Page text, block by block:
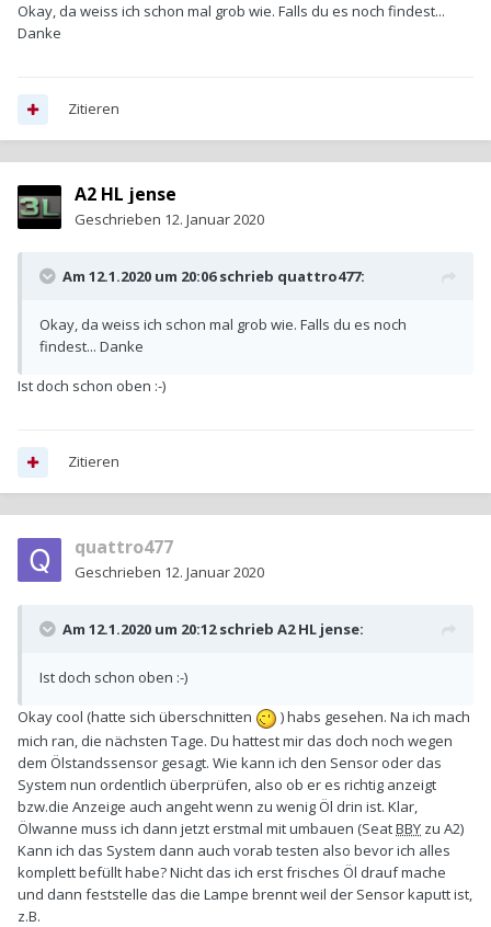
Okay, da weiss ich schon mal grob wie. Falls du es noch findest...
Danke
Zitieren
A2 HL jense
Geschrieben 12. Januar 2020
Am 12.1.2020 um 20:06 schrieb quattro477:
Okay, da weiss ich schon mal grob wie. Falls du es noch
findest... Danke
Ist doch schon oben :-)
Zitieren
quattro477
Geschrieben 12. Januar 2020
Am 12.1.2020 um 20:12 schrieb A2 HL jense:
Ist doch schon oben :-)
Okay cool (hatte sich überschnitten
) habs gesehen. Na ich mach
mich ran, die nächsten Tage. Du hattest mir das doch noch wegen
dem Ölstandssensor gesagt. Wie kann ich den Sensor oder das
System nun ordentlich überprüfen, also ob er es richtig anzeigt
bzw.die Anzeige auch angeht wenn zu wenig Öl drin ist. Klar,
Ölwanne muss ich dann jetzt erstmal mit umbauen (SeatBBY zu A2)
Kann ich das System dann auch vorab testen also bevor ich alles
komplett befüllt habe? Nicht das ich erst frisches Öl drauf mache
und dann feststelle das die Lampe brennt weil der Sensor kaputt ist,
z.B.